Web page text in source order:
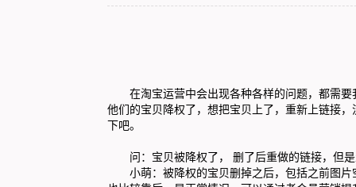
在淘宝运营中会出现各种各样的问题，都需要
他们的宝贝降权了，想把宝贝上了，重新上链接
下吧。
问：宝贝被降权了， 删了后重做的链接，但是
小萌：被降权的宝贝删掉之后，包括之前图片